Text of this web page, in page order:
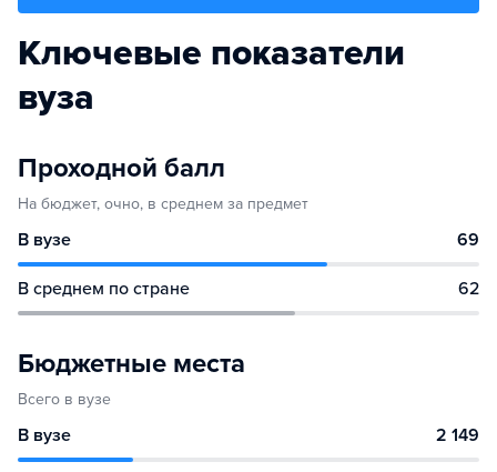
Ключевые показатели
вуза
Проходной балл
На бюджет, очно, в среднем за предмет
В вузе 69
В среднем по стране 62
Бюджетные места
Всего в вузе
В вузе 2 149